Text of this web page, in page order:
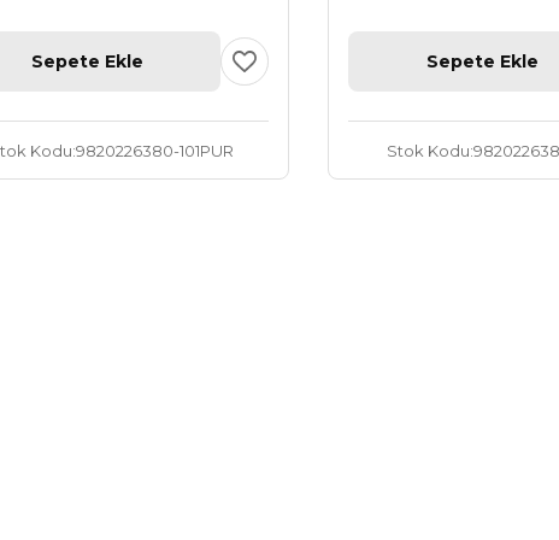
Sepete Ekle
Kodu 9820226380-101PUR
Sepete Ekle
Stok Kodu